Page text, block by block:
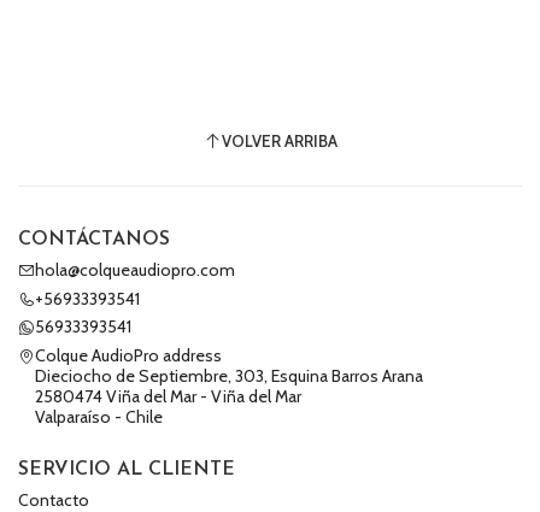
VOLVER ARRIBA
CONTÁCTANOS
hola@colqueaudiopro.com
+56933393541
56933393541
Colque AudioPro address
Dieciocho de Septiembre, 303, Esquina Barros Arana
2580474 Viña del Mar - Viña del Mar
Valparaíso - Chile
SERVICIO AL CLIENTE
Contacto